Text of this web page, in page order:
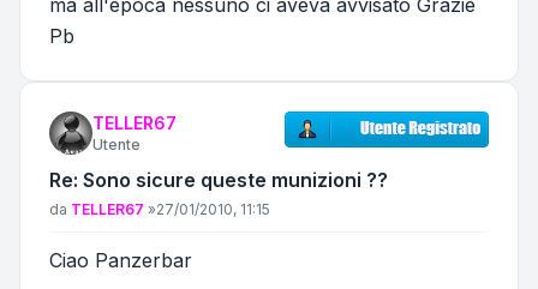
ma all'epoca nessuno ci aveva avvisato Grazie
Pb
TELLER67
Utente
Re: Sono sicure queste munizioni ??
Messaggio
da TELLER67 »27/01/2010, 11:15
Ciao Panzerbar